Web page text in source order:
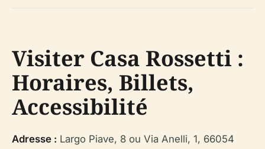
Visiter Casa Rossetti :
Horaires, Billets,
Accessibilité
Adresse : Largo Piave, 8 ou Via Anelli, 1, 66054